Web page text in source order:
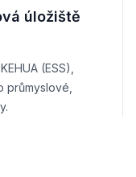
úložiště
(ESS),
průmyslové,